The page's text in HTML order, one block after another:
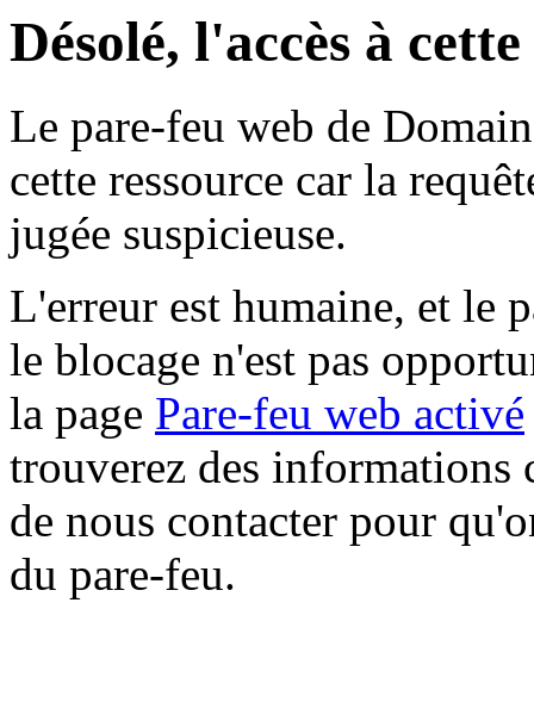
Désolé, l'accès à
Le pare-feu web de
cette ressource car la
jugée suspicieuse.
L'erreur est humaine, et le
le blocage n'est pas
la page Pare-feu web activé
trouverez des informations
de nous contacter pour
du pare-feu.